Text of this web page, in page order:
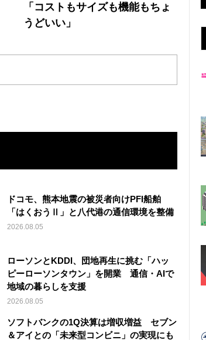
「コストもサイズも機能もちょ
うどいい」
ドコモ、熊本地震の被災者向けPFI船舶
「はくおうⅡ」と八代港の通信環境を整備
2026.08.05
ローソンとKDDI、団地再生に挑む「ハッ
ピーローソンタウン」を開業 通信・AIで
地域の暮らしを支援
2026.08.05
ソフトバンクの1Q決算は増収増益 セブン
＆アイとの「未来型コンビニ」の実現にも